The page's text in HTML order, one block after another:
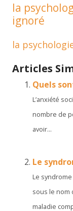
la
ignoré
la
Articles
Quels
L’anxiété
nombre de
avoir...
Le
Le
sous le nom
maladie